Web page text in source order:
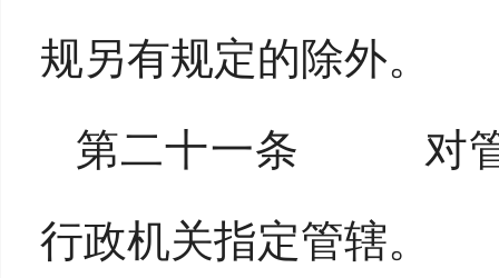
规另有规定的除外。
第二十一条 对管
行政机关指定管辖。